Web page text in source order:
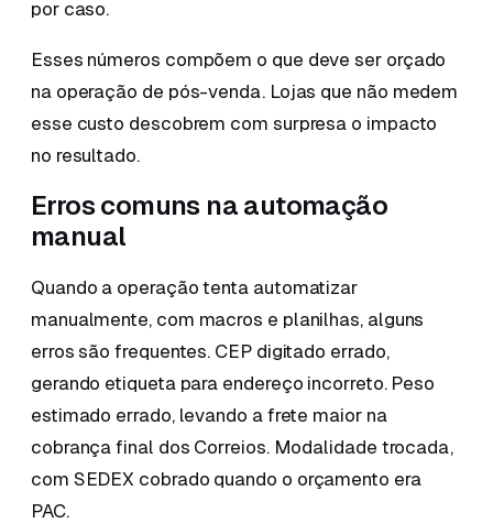
por caso.
Esses números compõem o que deve ser orçado
na operação de pós-venda. Lojas que não medem
esse custo descobrem com surpresa o impacto
no resultado.
Erros comuns na automação
manual
Quando a operação tenta automatizar
manualmente, com macros e planilhas, alguns
erros são frequentes. CEP digitado errado,
gerando etiqueta para endereço incorreto. Peso
estimado errado, levando a frete maior na
cobrança final dos Correios. Modalidade trocada,
com SEDEX cobrado quando o orçamento era
PAC.